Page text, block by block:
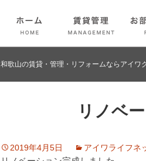
和歌山の賃貸・管理・リフォームならアイワ
リノベ
2019年4月5日 アイワライフネ